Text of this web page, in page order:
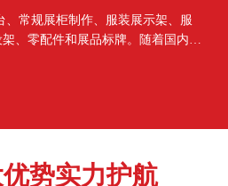
、常规展柜制作、服装展示架、服
、零配件和展品标牌。随着国内经
势实力护航